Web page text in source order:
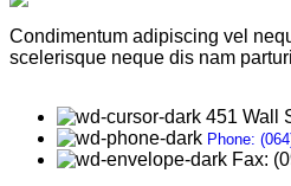
Condimentum adipiscing vel
scelerisque neque dis nam
451 Wall
Phone:
Fax: